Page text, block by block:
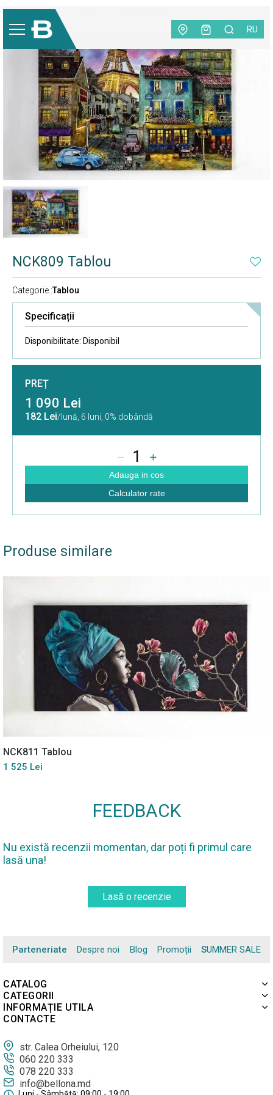
RU
Home Decor
NCK809 Tablou
Categorie :Tablou
Specificații
Disponibilitate: Disponibil
PREȚ
1 090 Lei
182 Lei/lună, 6 luni, 0% dobândă
1
Adauga in cos
Calculator rate
Produse similare
NCK811 Tablou
1 525 Lei
FEEDBACK
Nu există recenzii momentan, dar poți fi primul care
lasă una!
Lasă o recenzie
Parteneriate Despre noi Blog Promoții SUMMER SALE
CATALOG
CATEGORII
INFORMAȚIE UTILA
CONTACTE
str. Calea Orheiului, 120
060 220 333
078 220 333
info@bellona.md